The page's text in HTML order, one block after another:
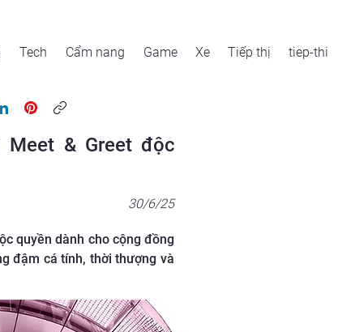
Tech Cẩm nang Game Xe Tiếp thị tiep-thi
Meet & Greet độc
30/6/25
quyền dành cho cộng đồng
đậm cá tính, thời thượng và